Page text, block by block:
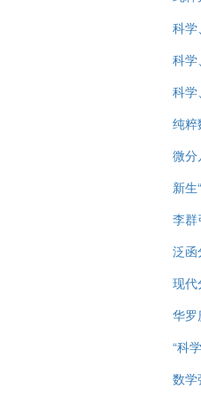
科
科
科
纯
微
新生
李
泛
现
华
“科
数